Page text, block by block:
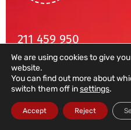
211 459 950
(Chamada para rede fixa nacional)
sales@dataroad.pt
We are using cookies to give
website.
You can find out more about
switch them off insettings.
Accept Reject